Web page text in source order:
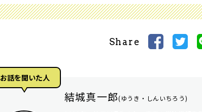
Share
お話を聞いた⼈
結城真一郎(ゆうき・しんいちろう)